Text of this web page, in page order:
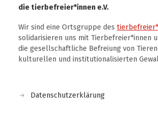
die tierbefreier*innen e.V.
Wir sind eine Ortsgruppe des
solidarisieren uns mit Tierbefreier*innen
die gesellschaftliche Befreiung von
kulturellen und institutionalisierten
Datenschutzerklärung